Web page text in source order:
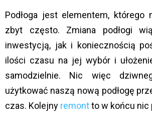
Podłoga jest elementem, którego
zbyt często. Zmiana podłogi
inwestycją, jak i koniecznością
ilości czasu na jej wybór i
samodzielnie. Nic więc
użytkować naszą nową podłogę
czas. Kolejny remontto w końcu nic